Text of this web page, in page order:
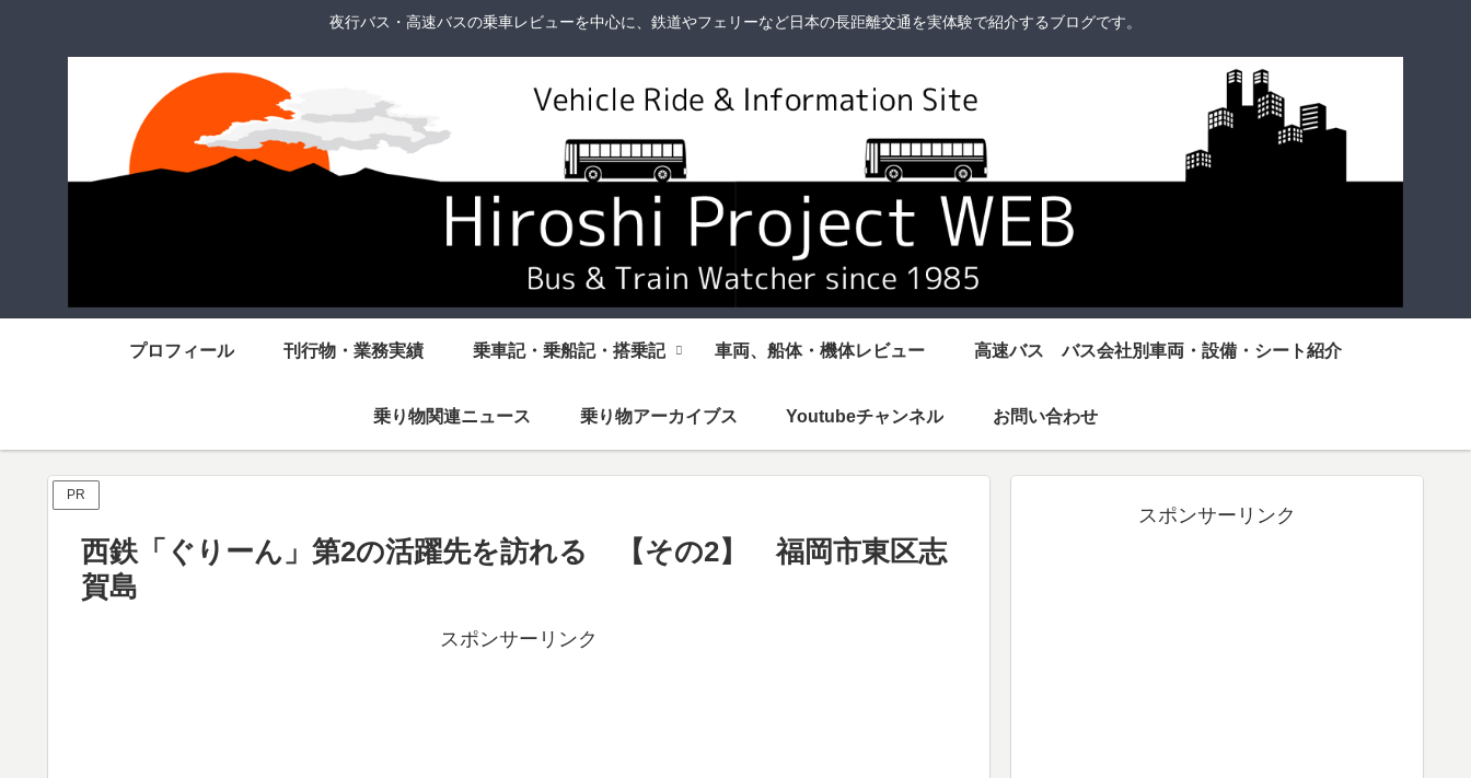
夜行バス・高速バスの乗車レビューを中心に、鉄道やフェリーなど日本の長距離交通を実体験で紹介するブログです。
プロフィール 刊行物・業務実績 乗車記・乗船記・搭乗記 車両、船体・機体レビュー 高速バス バス会社別車両・設備・シート紹介
乗り物関連ニュース 乗り物アーカイブス Youtubeチャンネル お問い合わせ
PR
西鉄「ぐりーん」第2の活躍先を訪れる 【その2】 福岡市東区志
賀島
スポンサーリンク
スポンサーリンク